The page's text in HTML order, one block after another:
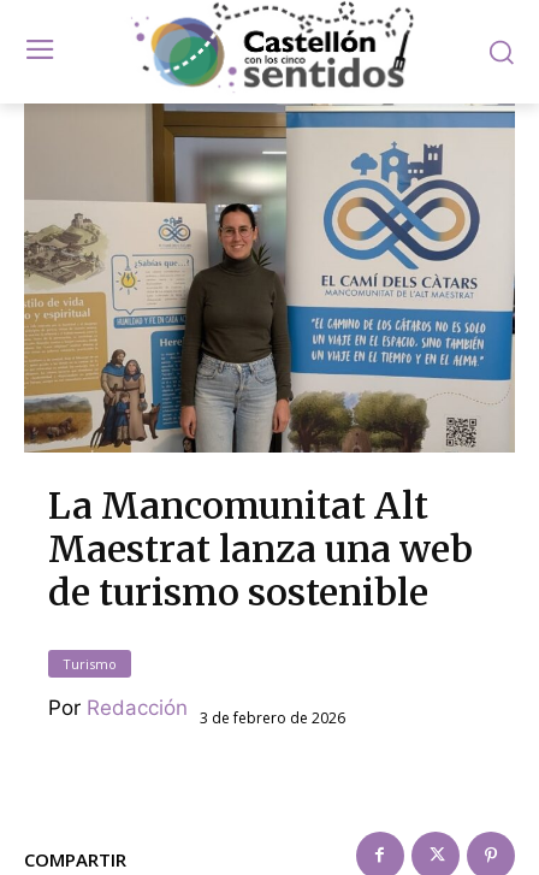
La Mancomunitat Alt
Maestrat lanza una web
de turismo sostenible
Turismo
Por Redacción 3 de febrero de 2026
COMPARTIR